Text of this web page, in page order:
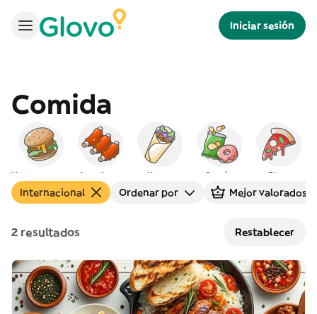
Iniciar sesión
Comida
Americana Kebab Snacks Pizza
Internacional Ordenar por Mejor valorados
2 resultados Restablecer